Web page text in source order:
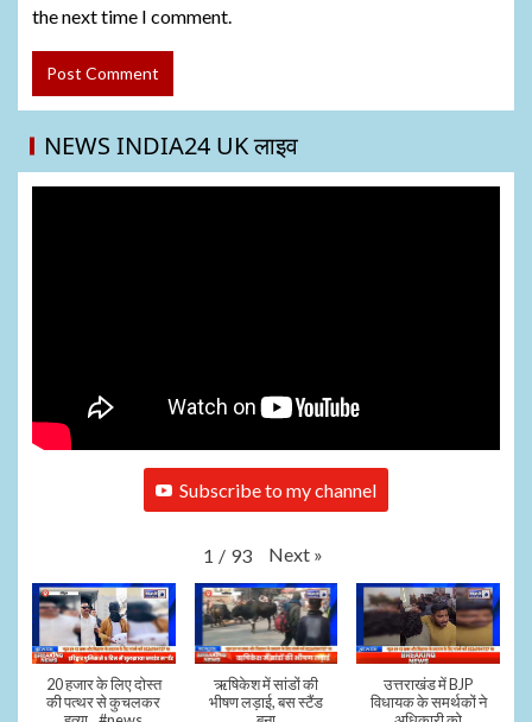
the next time I comment.
NEWS INDIA24 UK लाइव
Subscribe to my channel
1 / 93 Next »
20 हजार के लिए दोस्त
की पत्थर से कुचलकर
ऋषिकेश में सांडों की
भीषण लड़ाई, बस स्टैंड
उत्तराखंड में BJP
विधायक के समर्थकों ने